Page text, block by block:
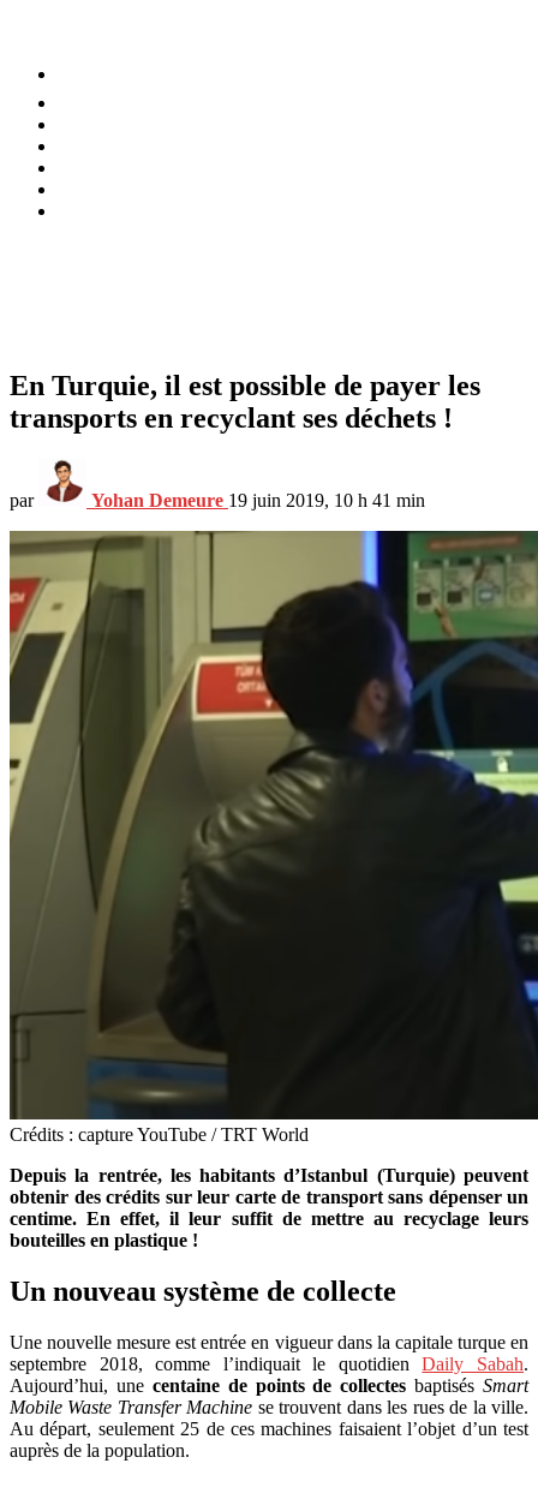
En Turquie, il est possible de payer les
transports en recyclant ses déchets !
par Yohan Demeure 19 juin 2019, 10 h 41 min
Crédits : capture YouTube / TRT World
Depuis la rentrée, les habitants d’Istanbul (Turquie) peuvent
obtenir des crédits sur leur carte de transport sans dépenser un
centime. En effet, il leur suffit de mettre au recyclage leurs
bouteilles en plastique !
Un nouveau système de collecte
Une nouvelle mesure est entrée en vigueur dans la capitale turque en
septembre 2018, comme l’indiquait le quotidienDaily Sabah.
Aujourd’hui, une centaine de points de collectes baptisés Smart
Mobile Waste Transfer Machine se trouvent dans les rues de la ville.
Au départ, seulement 25 de ces machines faisaient l’objet d’un test
auprès de la population.